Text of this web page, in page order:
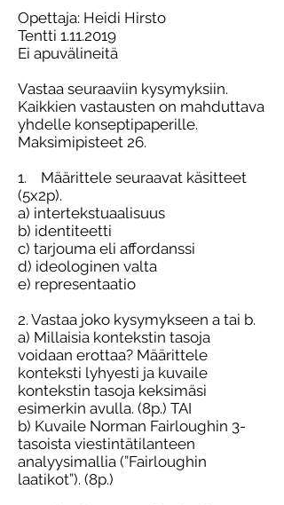
Opettaja: Heidi Hirsto
Tentti 1.11.2019
Ei apuvälineitä
Vastaa seuraaviin kysymyksiin.
Kaikkien vastausten on mahduttava
yhdelle konseptipaperille.
Maksimipisteet 26.
1. Määrittele seuraavat käsitteet
(5x2p).
a) intertekstuaalisuus
b) identiteetti
c) tarjouma eli affordanssi
d) ideologinen valta
e) representaatio
2. Vastaa joko kysymykseen a tai b.
a) Millaisia kontekstin tasoja
voidaan erottaa? Määrittele
konteksti lyhyesti ja kuvaile
kontekstin tasoja keksimäsi
esimerkin avulla. (8p.) TAI
b) Kuvaile Norman Fairloughin 3-
tasoista viestintätilanteen
analyysimallia (”Fairloughin
laatikot”). (8p.)